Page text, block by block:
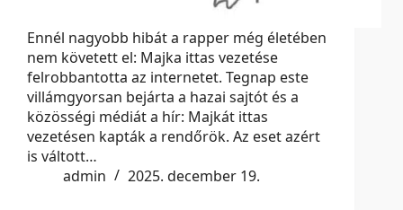
Ennél nagyobb hibát a rapper még életében
nem követett el: Majka ittas vezetése
felrobbantotta az internetet. Tegnap este
villámgyorsan bejárta a hazai sajtót és a
közösségi médiát a hír: Majkát ittas
vezetésen kapták a rendőrök. Az eset azért
is váltott…
admin
2025. december 19.